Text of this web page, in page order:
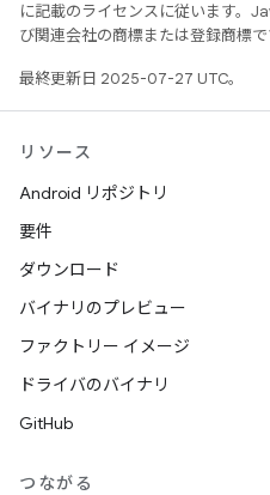
に記載のライセンスに従います。
び関連会社の商標または登録商標で
最終更新日 2025-07-27 UTC。
リソース
Android リポジトリ
要件
ダウンロード
バイナリのプレビュー
ファクトリー イメージ
ドライバのバイナリ
GitHub
つながる